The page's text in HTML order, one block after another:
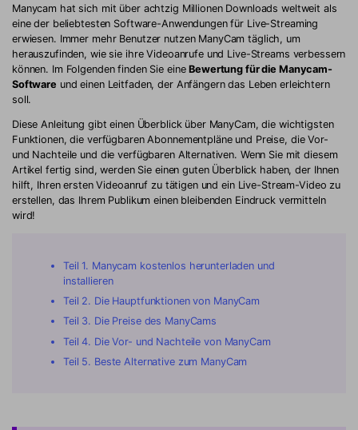
Manycam hat sich mit über achtzig Millionen Downloads weltweit als
eine der beliebtesten Software-Anwendungen für Live-Streaming
erwiesen. Immer mehr Benutzer nutzen ManyCam täglich, um
herauszufinden, wie sie ihre Videoanrufe und Live-Streams verbessern
können. Im Folgenden finden Sie eineBewertung für die Manycam-
Software und einen Leitfaden, der Anfängern das Leben erleichtern
soll.
Diese Anleitung gibt einen Überblick über ManyCam, die wichtigsten
Funktionen, die verfügbaren Abonnementpläne und Preise, die Vor-
und Nachteile und die verfügbaren Alternativen. Wenn Sie mit diesem
Artikel fertig sind, werden Sie einen guten Überblick haben, der Ihnen
hilft, Ihren ersten Videoanruf zu tätigen und ein Live-Stream-Video zu
erstellen, das Ihrem Publikum einen bleibenden Eindruck vermitteln
wird!
Teil 1. Manycam kostenlos herunterladen und
installieren
Teil 2. Die Hauptfunktionen von ManyCam
Teil 3. Die Preise des ManyCams
Teil 4. Die Vor- und Nachteile von ManyCam
Teil 5. Beste Alternative zum ManyCam